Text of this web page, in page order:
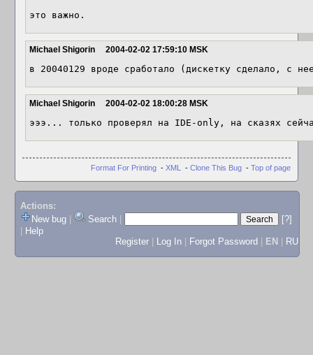
это важно.
Michael Shigorin 2004-02-02 17:59:10 MSK
в 20040129 вроде сработало (дискетку сделало, с
Michael Shigorin 2004-02-02 18:00:28 MSK
эээ... только проверял на IDE-only, на сказях
Format For Printing - XML - Clone This Bug - Top of page
Actions:
New bug
Search
[?]
Help
Register
Log In Forgot Password EN RU